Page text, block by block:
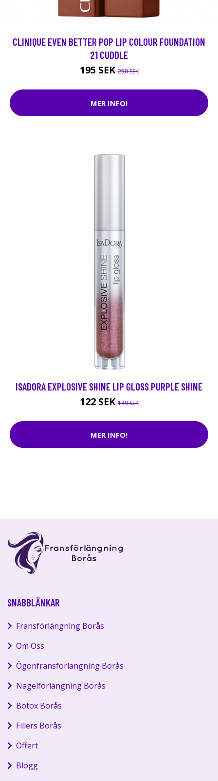
CLINIQUE EVEN BETTER POP LIP COLOUR FOUNDATION
21 CUDDLE
195 SEK250 SEK
MER INFO!
ISADORA EXPLOSIVE SHINE LIP GLOSS PURPLE SHINE
122 SEK149 SEK
MER INFO!
SNABBLÄNKAR
Fransförlängning Borås
Om Oss
Ögonfransförlängning Borås
Nagelförlängning Borås
Botox Borås
Fillers Borås
Offert
Blogg